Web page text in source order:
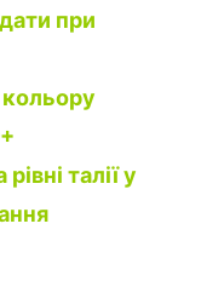
при
талії у